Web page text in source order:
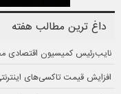
داغ ترین مطالب هفته
نایب‌رئیس کمیسیون اقتصادی
افزایش قیمت تاکسی‌های